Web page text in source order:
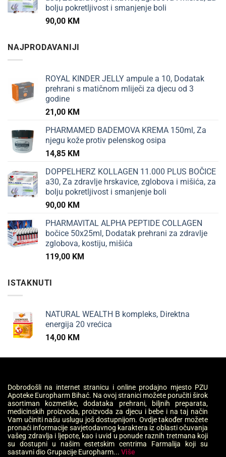
bolju pokretljivost i smanjenje boli
90,00 KM
NAJPRODAVANIJI
ROYAL KINDER JELLY ampule a 10, Dodatak
prehrani s matičnom mliječi za djecu od 3
godine
21,00 KM
PHARMAMED BADEMOVA KREMA 150ml, Za
njegu kože protiv pelenskog osipa
14,85 KM
DOPPELHERZ KOLLAGEN 11.000 PLUS BOČICE
a30, Za zdravlje hrskavice, zglobova i mišića, za
bolju pokretljivost i smanjenje boli
90,00 KM
PHARMAVITAL ALPHA PEPTIDE COLLAGEN
bočice 50x25ml, Dodatak prehrani za zdravlje
zglobova, kostiju, mišića
119,00 KM
ISTAKNUTI
NATURAL WEALTH B kompleks, Direktna
energija 20 vrećica
14,00 KM
Dobrodošli na internet stranicu i online prodajno mjesto PZU
Apoteke Europharm Bihać. Na ovoj stranici možete poručiti širok
asortiman kozmetike, dodataka prehrani, biljnih preparata,
medicinskih proizvoda, proizvoda za djecu i bebe i na taj način
Vam učiniti našu uslugu još dostupnijom. Ovdje također možete
pronaći informacije savjetodavnog karaktera iz oblasti očuvanja
vašeg zdravlja i ljepote, kao i uvid u ponude raznih tretmana koji
su dostupni u našim estetskim centrima Farmalija koji su
sastavni dio Grupacije Europharm... Više